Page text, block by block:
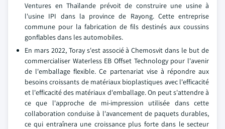
Ventures en Thaïlande prévoit de construire une usine à
l'usine IPI dans la province de Rayong. Cette entreprise
commune pour la fabrication de fils destinés aux coussins
gonflables dans les automobiles.
En mars 2022, Toray s'est associé à Chemosvit dans le but de
commercialiser Waterless EB Offset Technology pour l'avenir
de l'emballage flexible. Ce partenariat vise à répondre aux
besoins croissants de matériaux bioplastiques avec l'efficacité
et l'efficacité des matériaux d'emballage. On peut s'attendre à
ce que l'approche de mi-impression utilisée dans cette
collaboration conduise à l'avancement de paquets durables,
ce qui entraînera une croissance plus forte dans le secteur